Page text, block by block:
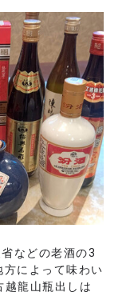
などの老酒の3
によって味わい
越龍山瓶出しは